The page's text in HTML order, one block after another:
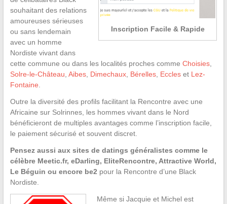
Inscription Facile & Rapide
souhaitant des relations
amoureuses sérieuses
ou sans lendemain
avec un homme
Nordiste vivant dans
cette commune ou dans les localités proches comme Choisies,
Solre-le-Château, Aibes, Dimechaux, Bérelles, Eccleset Lez-
Fontaine.
Outre la diversité des profils facilitant la Rencontre avec une
Africaine sur Solrinnes, les hommes vivant dans le Nord
bénéficieront de multiples avantages comme l’inscription facile,
le paiement sécurisé et souvent discret.
Pensez aussi aux sites de datings généralistes comme le
célèbre Meetic.fr, eDarling, EliteRencontre, Attractive World,
Le Béguin ou encore be2pour la Rencontre d’une Black
Nordiste.
Même si Jacquie et Michel est